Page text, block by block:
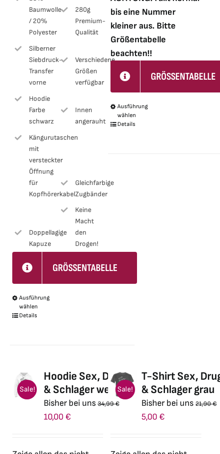
Baumwolle
/ 20%
Polyester
280g
Premium-
Qualität
Silberner
Siebdruck-
Transfer
vorne
Verschiedene
Größen
verfügbar
Hoodie
Farbe
schwarz
Innen
angerauht
Kängurutaschen
mit
versteckter
Öffnung
für
Kopfhörerkabel
Gleichfarbige
Zugbänder
Doppellagige
Kapuze
Keine
Macht
den
Drogen!
GRÖSSENTABELLE
Ausführung
wählen
Die
Optionen
Produktseite
Details
bis eine Nummer
kleiner aus. Bitte
Größentabelle
beachten!!
GRÖSSENTABELLE
Ausführung
wählen
Details
Sale!
Hoodie Sex, Drugs
& Schlager weiß
Bisher bei uns 34,99€
Ursprünglicher
10,00 €Aktueller
Sale!
T-Shirt Sex,
& Schlager grau
Bisher bei uns 21,90€
Ursprünglicher
5,00 €Aktueller